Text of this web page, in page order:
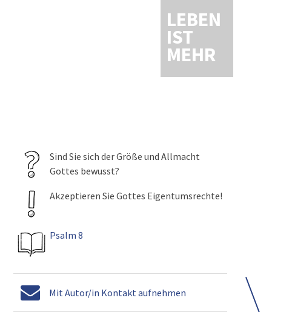
LEBEN
IST
MEHR
Sind Sie sich der Größe und Allmacht
Gottes bewusst?
Akzeptieren Sie Gottes Eigentumsrechte!
Psalm 8
Mit Autor/in Kontakt aufnehmen